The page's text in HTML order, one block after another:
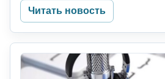
Читать новость